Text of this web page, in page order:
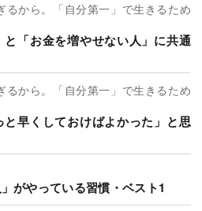
るから。「自分第一」で生きるため
と「お金を増やせない人」に共通
るから。「自分第一」で生きるため
早くしておけばよかった」と思
がやっている習慣・ベスト1